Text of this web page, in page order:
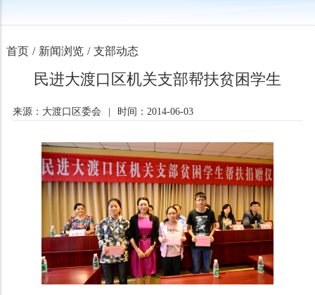
首页 / 新闻浏览 / 支部动态
民进大渡口区机关支部帮扶贫困学生
来源：大渡口区委会 时间：2014-06-03